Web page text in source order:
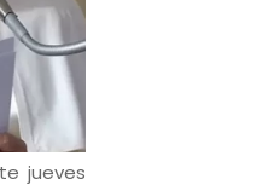
jueves